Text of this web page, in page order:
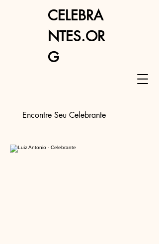
Encontre Seu Celebrante
CELEBRA
NTES.OR
G